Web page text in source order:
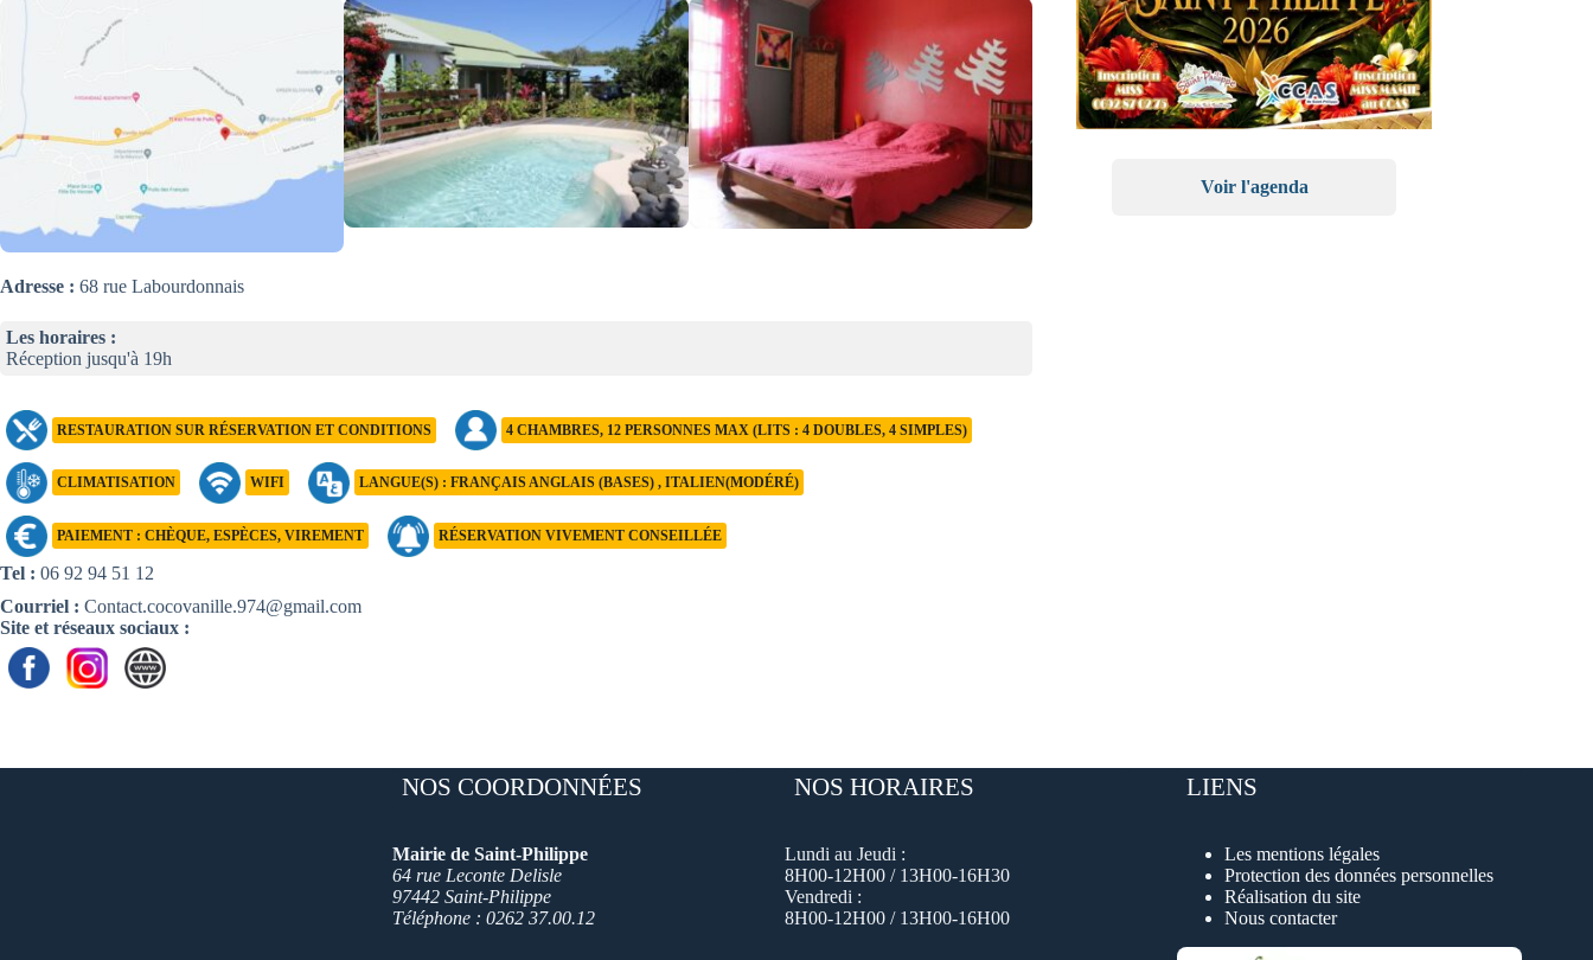
Adresse : 68 rue Labourdonnais
Les horaires :
Réception jusqu'à 19h
RESTAURATION SUR RÉSERVATION ET CONDITIONS 4 CHAMBRES, 12 PERSONNES MAX (LITS : 4 DOUBLES, 4 SIMPLES)
CLIMATISATION WIFI LANGUE(S) : FRANÇAIS ANGLAIS (BASES) , ITALIEN(MODÉRÉ)
PAIEMENT : CHÈQUE, ESPÈCES, VIREMENT RÉSERVATION VIVEMENT CONSEILLÉE
Tel : 06 92 94 51 12
Courriel : Contact.cocovanille.974@gmail.com
Site et réseaux sociaux :
Voir l'agenda
NOS COORDONNÉES
Mairie de Saint-Philippe
64 rue Leconte Delisle
97442 Saint-Philippe
Téléphone : 0262 37.00.12
NOS HORAIRES
Lundi au Jeudi :
8H00-12H00 / 13H00-16H30
Vendredi :
8H00-12H00 / 13H00-16H00
LIENS
Les mentions légales
Protection des données personnelles
Réalisation du site
Nous contacter